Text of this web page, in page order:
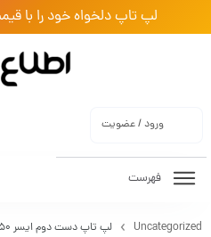
لپ تاپ دلخواه خود را با
ورود / عضویت
فهرست
Uncategorized لپ تاپ دست دوم ایسر Acer Aspire 5250